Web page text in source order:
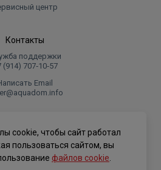
центр
Контакты
поддержки
(914) 707‑10‑57
Email
.
cookie, чтобы сайт работал
пользоваться сайтом, вы
файлов cookie